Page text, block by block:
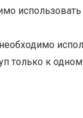
только к